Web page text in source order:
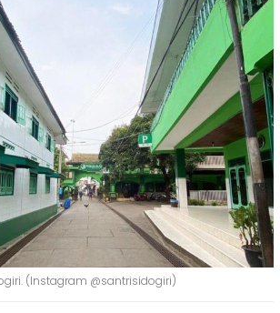
(Instagram @santrisidogiri)